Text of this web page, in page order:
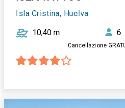
Isla Cristina, Huelva
10,40 m 6
Cancellazione